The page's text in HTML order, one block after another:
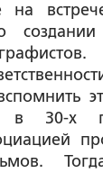
на
создании
в 30-х